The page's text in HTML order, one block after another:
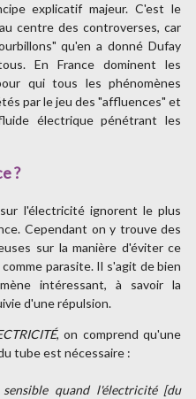
explicatif majeur. C'est le
centre des controverses, car
qu'en a donné Dufay
En France dominent les
qui tous les phénomènes
par le jeu des "affluences" et
électrique pénétrant les
?
l'électricité ignorent le plus
Cependant on y trouve des
sur la manière d'éviter ce
parasite. Il s'agit de bien
intéressant, à savoir la
d'une répulsion.
, on comprend qu'une
tube est nécessaire :
quand l'électricité [du